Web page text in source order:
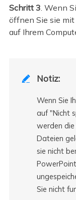
Schritt 3 . Wenn
öffnen Sie sie
auf Ihrem
 Notiz:
Wenn Sie
auf "Nicht
werden
Dateien
sie nicht
Sie nicht